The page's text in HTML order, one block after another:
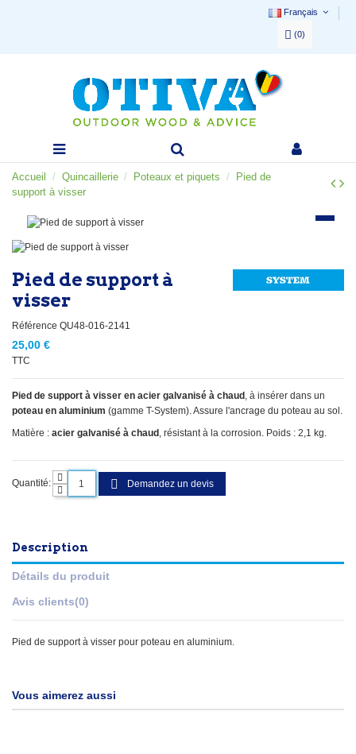
Français
(0)
Accueil Quincaillerie Poteaux et piquets
Pied de
support à visser
Pied de support à
visser
Référence QU48-016-2141
25,00 €
TTC
Pied de support à visser en acier galvanisé à chaud , à insérer dans un
poteau en aluminium (gamme T-System). Assure l'ancrage du poteau au sol.
Matière : acier galvanisé à chaud , résistant à la corrosion. Poids : 2,1 kg.
Quantité: Demandez un devis
Description
Détails du produit
Avis clients(0)
Pied de support à visser pour poteau en aluminium.
Vous aimerez aussi